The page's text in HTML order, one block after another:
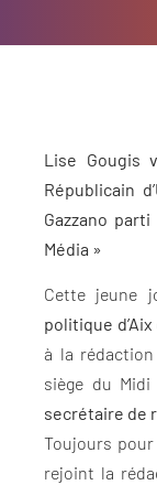
Lise Gougis
Républicain
Gazzano
Média »
Cette jeune
politique
à la
siège du Midi
secrétaire de
Toujours
rejoint la